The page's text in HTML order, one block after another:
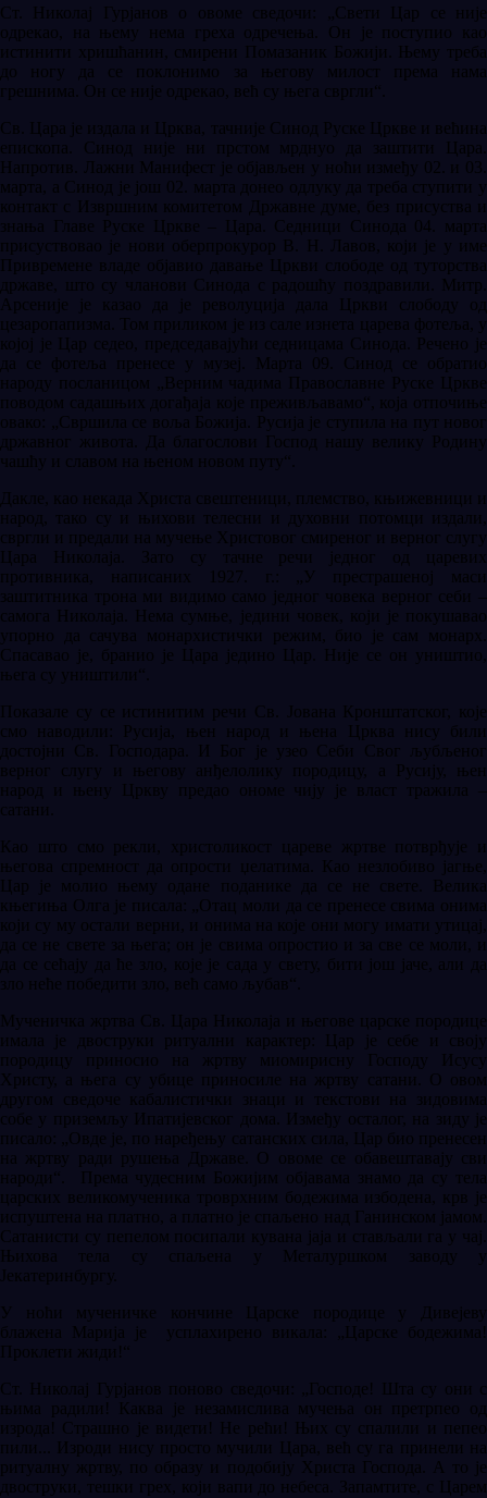
Ст. Николај Гурјанов о овоме сведочи: „Свети Цар се није
одрекао, на њему нема греха одречења. Он је поступио као
истинити хришћанин, смирени Помазаник Божији. Њему треба
до ногу да се поклонимо за његову милост према нама
грешнима. Он се није одрекао, већ су њега свргли“.
Св. Цара је издала и Црква, тачније Синод Руске Цркве и већина
епископа. Синод није ни прстом мрднуо да заштити Цара.
Напротив. Лажни Манифест је објављен у ноћи између 02. и 03.
марта, а Синод је још 02. марта донео одлуку да треба ступити у
контакт с Извршним комитетом Државне думе, без присуства и
знања Главе Руске Цркве – Цара. Седници Синода 04. марта
присуствовао је нови оберпрокурор В. Н. Лавов, који је у име
Привремене владе објавио давање Цркви слободе од туторства
државе, што су чланови Синода с радошћу поздравили. Митр.
Арсеније је казао да је револуција дала Цркви слободу од
цезаропапизма. Том приликом је из сале изнета царева фотеља, у
којој је Цар седео, председавајући седницама Синода. Речено је
да се фотеља пренесе у музеј. Марта 09. Синод се обратио
народу посланицом „Верним чадима Православне Руске Цркве
поводом садашњих догађаја које преживљавамо“, која отпочиње
овако: „Свршила се воља Божија. Русија је ступила на пут новог
државног живота. Да благослови Господ нашу велику Родину
чашћу и славом на њеном новом путу“.
Дакле, као некада Христа свештеници, племство, књижевници и
народ, тако су и њихови телесни и духовни потомци издали,
свргли и предали на мучење Христовог смиреног и верног слугу
Цара Николаја. Зато су тачне речи једног од царевих
противника, написаних 1927. г.: „У престрашеној маси
заштитника трона ми видимо само једног човека верног себи –
самога Николаја. Нема сумње, једини човек, који је покушавао
упорно да сачува монархистички режим, био је сам монарх.
Спасавао је, бранио је Цара једино Цар. Није се он уништио,
њега су уништили“.
Показале су се истинитим речи Св. Јована Кронштатског, које
смо наводили: Русија, њен народ и њена Црква нису били
достојни Св. Господара. И Бог је узео Себи Свог љубљеног
верног слугу и његову анђелолику породицу, а Русију, њен
народ и њену Цркву предао ономе чију је власт тражила –
сатани.
Као што смо рекли, христоликост цареве жртве потврђује и
његова спремност да опрости џелатима. Као незлобиво јагње,
Цар је молио њему одане поданике да се не свете. Велика
књегиња Олга је писала: „Отац моли да се пренесе свима онима
који су му остали верни, и онима на које они могу имати утицај,
да се не свете за њега; он је свима опростио и за све се моли, и
да се сећају да ће зло, које је сада у свету, бити још јаче, али да
зло неће победити зло, већ само љубав“.
Мученичка жртва Св. Цара Николаја и његове царске породице
имала је двоструки ритуални карактер: Цар је себе и своју
породицу приносио на жртву миомирисну Господу Исусу
Христу, а њега су убице приносиле на жртву сатани. О овом
другом сведоче кабалистички знаци и текстови на зидовима
собе у приземљу Ипатијевског дома. Између осталог, на зиду је
писало: „Овде је, по наређењу сатанских сила, Цар био пренесен
на жртву ради рушења Државе. О овоме се обавештавају сви
народи“. Према чудесним Божијим објавама знамо да су тела
царских великомученика троврхним бодежима избодена, крв је
испуштена на платно, а платно је спаљено над Ганинском јамом.
Сатанисти су пепелом посипали кувана јаја и стављали га у чај.
Њихова тела су спаљена у Металуршком заводу у
Јекатеринбургу.
У ноћи мученичке кончине Царске породице у Дивејеву
блажена Марија је усплахирено викала: „Царске бодежима!
Проклети жиди!“
Ст. Николај Гурјанов поново сведочи: „Господе! Шта су они с
њима радили! Каква је незамислива мучења он претрпео од
изрода! Страшно је видети! Не рећи! Њих су спалили и пепео
пили... Изроди нису просто мучили Цара, већ су га принели на
ритуалну жртву, по образу и подобију Христа Господа. А то је
двоструки, тешки грех, који вапи до небеса. Запамтите, с Царем